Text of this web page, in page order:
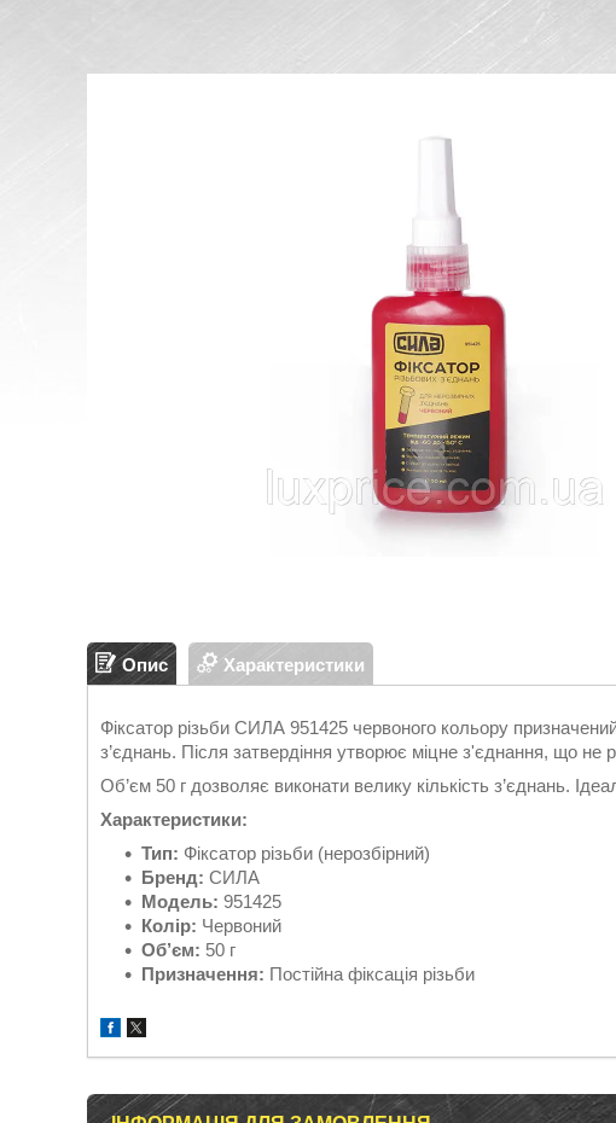
Опис Характеристики
Фіксатор різьби СИЛА 951425 червоного кольору призначений
з’єднань. Після затвердіння утворює міцне з'єднання, що не
Об’єм 50 г дозволяє виконати велику кількість з’єднань.
Характеристики:
Тип: Фіксатор різьби (нерозбірний)
Бренд: СИЛА
Модель: 951425
Колір: Червоний
Об’єм: 50 г
Призначення: Постійна фіксація різьби